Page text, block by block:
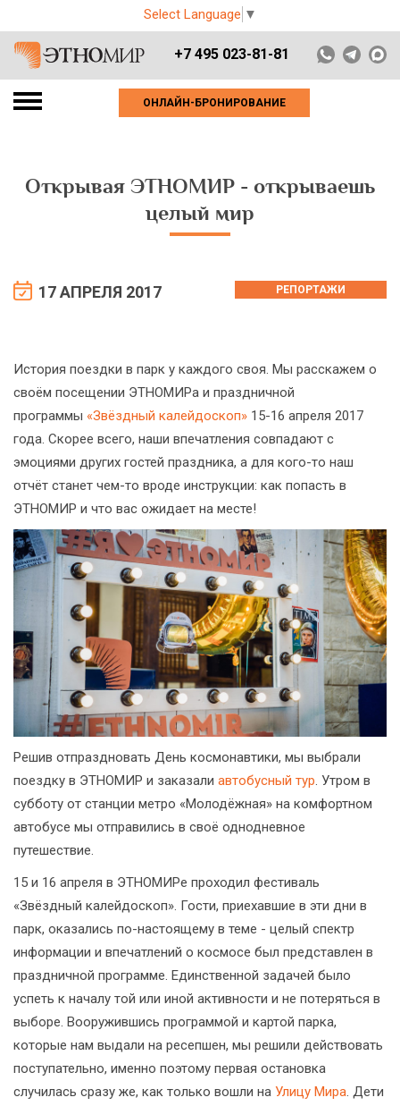
Select Language ▼
+7 495 023-81-81
ОНЛАЙН-БРОНИРОВАНИЕ
Открывая ЭТНОМИР - открываешь
целый мир
17 АПРЕЛЯ 2017 РЕПОРТАЖИ
История поездки в парк у каждого своя. Мы расскажем о
своём посещении ЭТНОМИРа и праздничной
программы «Звёздный калейдоскоп» 15-16 апреля 2017
года. Скорее всего, наши впечатления совпадают с
эмоциями других гостей праздника, а для кого-то наш
отчёт станет чем-то вроде инструкции: как попасть в
ЭТНОМИР и что вас ожидает на месте!
Решив отпраздновать День космонавтики, мы выбрали
поездку в ЭТНОМИР и заказали автобусный тур. Утром в
субботу от станции метро «Молодёжная» на комфортном
автобусе мы отправились в своё однодневное
путешествие.
15 и 16 апреля в ЭТНОМИРе проходил фестиваль
«Звёздный калейдоскоп». Гости, приехавшие в эти дни в
парк, оказались по-настоящему в теме - целый спектр
информации и впечатлений о космосе был представлен в
праздничной программе. Единственной задачей было
успеть к началу той или иной активности и не потеряться в
выборе. Вооружившись программой и картой парка,
которые нам выдали на ресепшен, мы решили действовать
поступательно, именно поэтому первая остановка
случилась сразу же, как только вошли на Улицу Мира. Дети